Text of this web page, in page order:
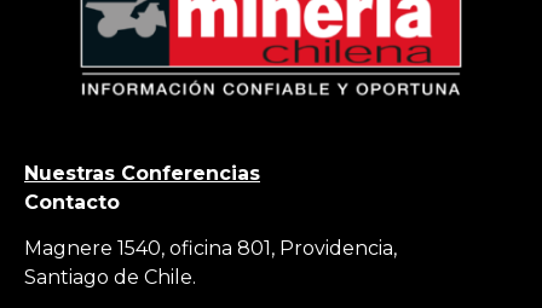
Nuestras Conferencias
Contacto
Magnere 1540, oficina 801, Providencia,
Santiago de Chile.